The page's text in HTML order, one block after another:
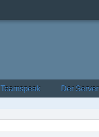
Teamspeak Der Server